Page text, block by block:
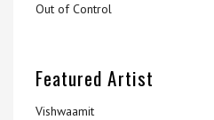
Out of Control
Featured Artist
Vishwaamit